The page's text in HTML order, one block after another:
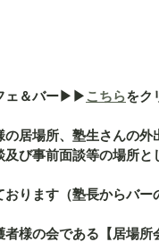
ェ＆バー▶︎▶︎こちらをク
居場所、塾生さんの
及び事前面談等の場所と
ります（塾長からバー
様の会である【居場